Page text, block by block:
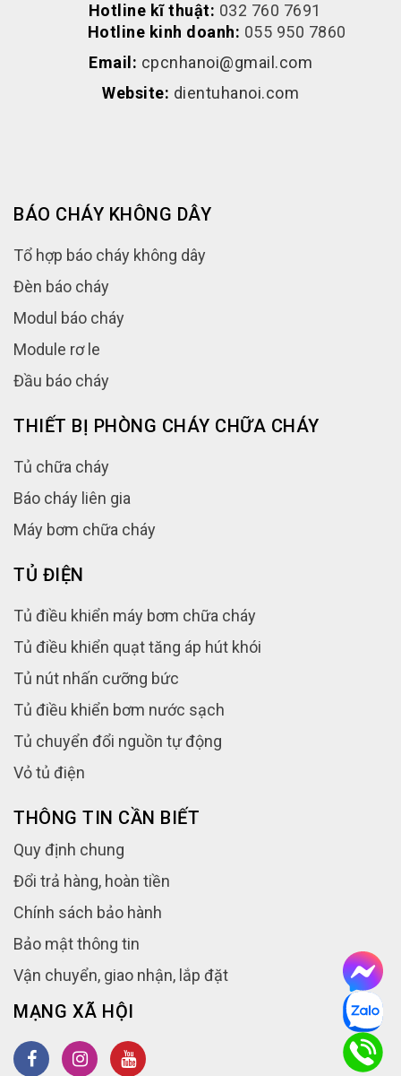
BÁO CHÁY KHÔNG DÂY
Tổ hợp báo cháy không dây
Đèn báo cháy
Modul báo cháy
Module rơ le
Đầu báo cháy
THIẾT BỊ PHÒNG CHÁY CHỮA CHÁY
Tủ chữa cháy
Báo cháy liên gia
Máy bơm chữa cháy
TỦ ĐIỆN
Tủ điều khiển máy bơm chữa cháy
Tủ điều khiển quạt tăng áp hút khói
Tủ nút nhấn cưỡng bức
Tủ điều khiển bơm nước sạch
Tủ chuyển đổi nguồn tự động
Vỏ tủ điện
THÔNG TIN CẦN BIẾT
Quy định chung
Đổi trả hàng, hoàn tiền
Chính sách bảo hành
Bảo mật thông tin
Vận chuyển, giao nhận, lắp đặt
MẠNG XÃ HỘI
Hotline kĩ thuật: 032 760 7691
Hotline kinh doanh: 055 950 7860
Email: cpcnhanoi@gmail.com
Website: dientuhanoi.com